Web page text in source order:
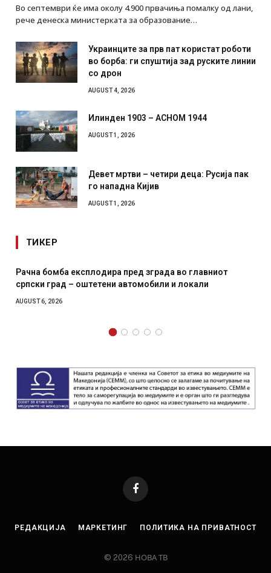
Во септември ќе има околу 4.900 првачиња помалку од лани,
рече денеска министерката за образование…
Украинците за прв пат користат роботи
во борба: ги спуштија зад руските линии
со дрон
AUGUST 4, 2026
Илинден 1903 – АСНОМ 1944
AUGUST 1, 2026
Девет мртви – четири деца: Русија пак
го нападна Кијив
AUGUST 1, 2026
ТИКЕР
Рачна бомба експлодира пред зграда во главниот
српски град – оштетени автомобили и локали
AUGUST 6, 2026
Facebook
РЕДАКЦИЈА МАРКЕТИНГ ПОЛИТИКА НА ПРИВАТНОСТ
© 2026 НОВА ТВ